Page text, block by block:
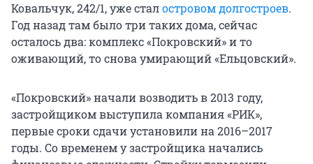
Ковальчук, 242/1, уже сталостровом долгостроев.
Год назад там было три таких дома, сейчас
осталось два: комплекс «Покровский» и то
оживающий, то снова умирающий «Ельцовский».
«Покровский» начали возводить в 2013 году,
застройщиком выступила компания «РИК»,
первые сроки сдачи установили на 2016–2017
годы. Со временем у застройщика начались